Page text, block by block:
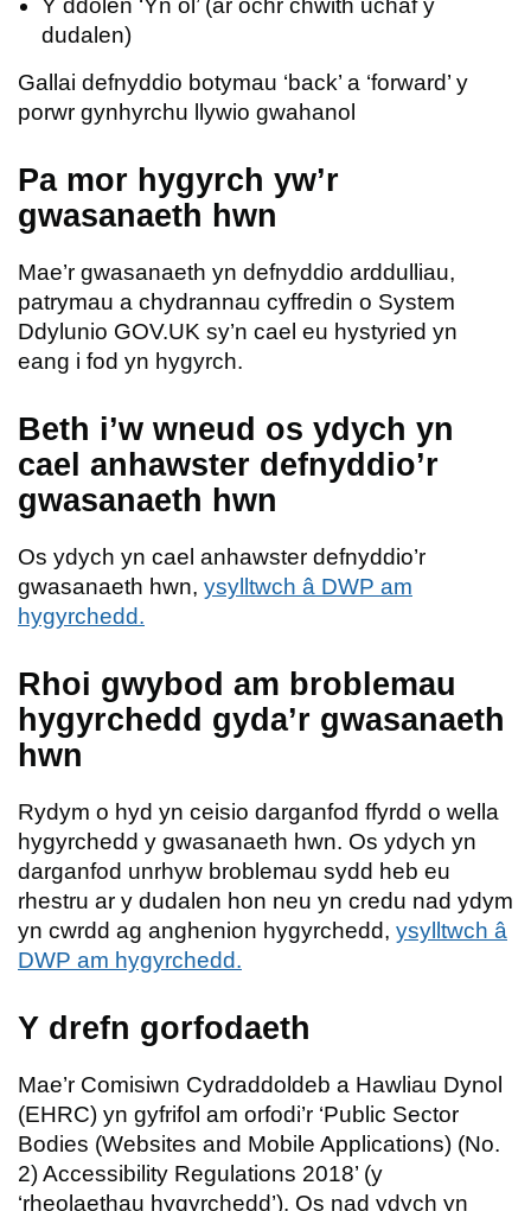
Y ddolen ‘Yn ôl’ (ar ochr chwith uchaf y
dudalen)
Gallai defnyddio botymau ‘back’ a ‘forward’ y
porwr gynhyrchu llywio gwahanol
Pa mor hygyrch yw’r
gwasanaeth hwn
Mae’r gwasanaeth yn defnyddio arddulliau,
patrymau a chydrannau cyffredin o System
Ddylunio GOV.UK sy’n cael eu hystyried yn
eang i fod yn hygyrch.
Beth i’w wneud os ydych yn
cael anhawster defnyddio’r
gwasanaeth hwn
Os ydych yn cael anhawster defnyddio’r
gwasanaeth hwn, ysylltwch â DWP am
hygyrchedd.
Rhoi gwybod am broblemau
hygyrchedd gyda’r gwasanaeth
hwn
Rydym o hyd yn ceisio darganfod ffyrdd o wella
hygyrchedd y gwasanaeth hwn. Os ydych yn
darganfod unrhyw broblemau sydd heb eu
rhestru ar y dudalen hon neu yn credu nad ydym
yn cwrdd ag anghenion hygyrchedd, ysylltwch â
DWP am hygyrchedd.
Y drefn gorfodaeth
Mae’r Comisiwn Cydraddoldeb a Hawliau Dynol
(EHRC) yn gyfrifol am orfodi’r ‘Public Sector
Bodies (Websites and Mobile Applications) (No.
2) Accessibility Regulations 2018’ (y
‘rheolaethau hygyrchedd’). Os nad ydych yn